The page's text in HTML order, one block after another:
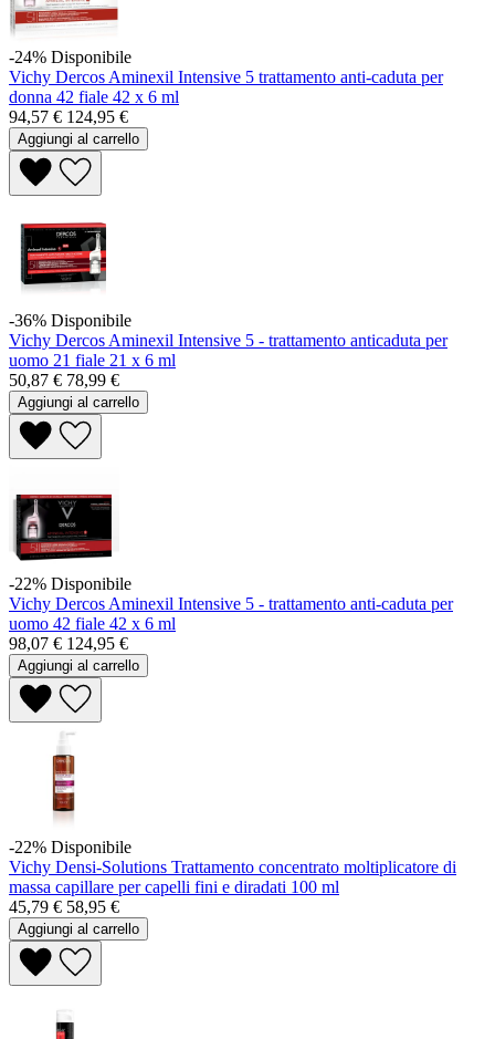
-24% Disponibile
Vichy Dercos Aminexil Intensive 5 trattamento anti-caduta per
donna 42 fiale 42 x 6 ml
94,57 € 124,95 €
Aggiungi al carrello
-36% Disponibile
Vichy Dercos Aminexil Intensive 5 - trattamento anticaduta per
uomo 21 fiale 21 x 6 ml
50,87 € 78,99 €
Aggiungi al carrello
-22% Disponibile
Vichy Dercos Aminexil Intensive 5 - trattamento anti-caduta per
uomo 42 fiale 42 x 6 ml
98,07 € 124,95 €
Aggiungi al carrello
-22% Disponibile
Vichy Densi-Solutions Trattamento concentrato moltiplicatore di
massa capillare per capelli fini e diradati 100 ml
45,79 € 58,95 €
Aggiungi al carrello